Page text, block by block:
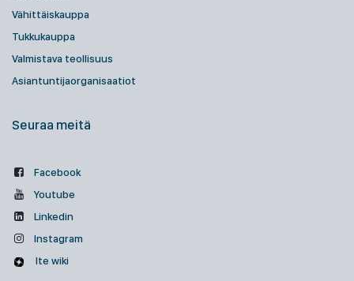
Vähittäiskauppa
Tukkukauppa
Valmistava teollisuus
Asiantuntijaorganisaatiot
Seuraa meitä
Facebook
Youtube
Linkedin
Instagram
Ite wiki